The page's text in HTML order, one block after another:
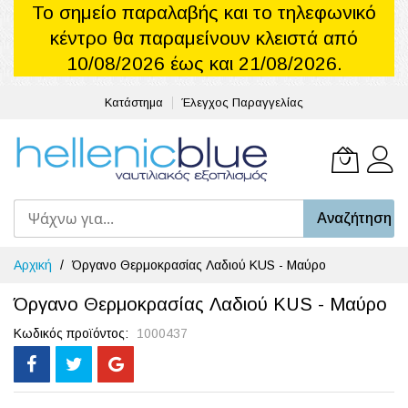
Το σημείο παραλαβής και το τηλεφωνικό
κέντρο θα παραμείνουν κλειστά από
10/08/2026 έως και 21/08/2026.
Κατάστημα Έλεγχος Παραγγελίας
Το
Αναζήτηση
Μετάβαση
στο
περιεχόμενο
Αρχική Όργανο Θερμοκρασίας Λαδιού KUS - Μαύρο
Όργανο Θερμοκρασίας Λαδιού KUS - Μαύρο
Κωδικός προϊόντος 1000437